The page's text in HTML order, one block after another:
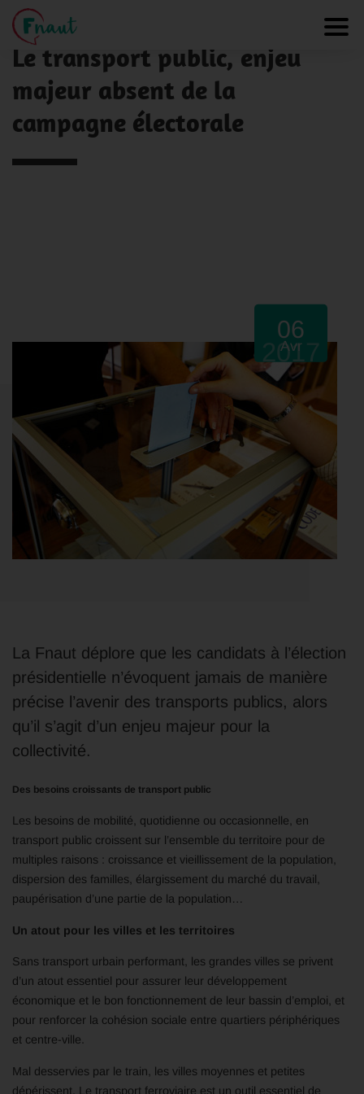
Panneau de gestion des cookies
NOS ACTUALITÉS
Le transport public, enjeu
majeur absent de la
campagne électorale
06
Avr
2017
La Fnaut déplore que les candidats à l’élection
présidentielle n’évoquent jamais de manière
précise l’avenir des transports publics, alors
qu’il s’agit d’un enjeu majeur pour la
collectivité.
Des besoins croissants de transport public
Les besoins de mobilité, quotidienne ou occasionnelle, en
transport public croissent sur l’ensemble du territoire pour de
multiples raisons : croissance et vieillissement de la population,
dispersion des familles, élargissement du marché du travail,
paupérisation d’une partie de la population…
Un atout pour les villes et les territoires
Sans transport urbain performant, les grandes villes se privent
d’un atout essentiel pour assurer leur développement
économique et le bon fonctionnement de leur bassin d’emploi, et
pour renforcer la cohésion sociale entre quartiers périphériques
et centre-ville.
Mal desservies par le train, les villes moyennes et petites
dépérissent. Le transport ferroviaire est un outil essentiel de